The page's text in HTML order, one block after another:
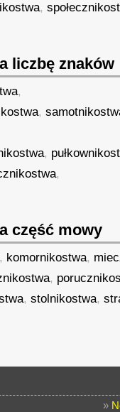
,
liczbę znaków
,
,
,
,
część mowy
, komornikostwa,
,
,stolnikostwa,
»